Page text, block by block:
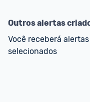
Outros alertas
Você receberá
selecionados